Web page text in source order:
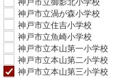
神戸市立御影北小学校
神戸市立渦が森小学校
神戸市立住吉小学校
神戸市立魚崎小学校
神戸市立本山第一小学校
神戸市立本山第二小学校
神戸市立本山第三小学校